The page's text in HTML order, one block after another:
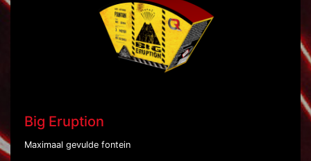
Big Eruption
Maximaal gevulde fontein